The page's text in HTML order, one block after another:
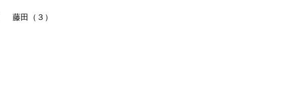
藤田（３）